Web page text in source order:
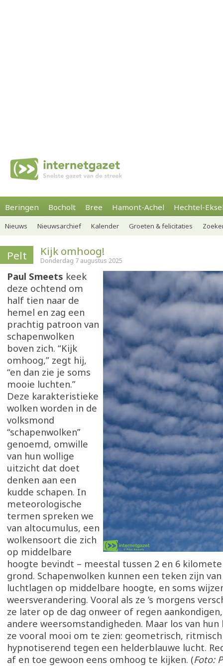
Beringen Bocholt Bree Hamont-Achel Hechtel-
Nieuws Nieuwsarchief Kalender Groeten & felicitaties
Pelt Kijk omhoog!
Donderdag 7 augustus 2025
Paul Smeets keek
deze ochtend om
half tien naar de
hemel en zag een
prachtig patroon van
schapenwolken
boven zich. “Kijk
omhoog,” zegt hij,
“en dan zie je soms
mooie luchten.”
Deze karakteristieke
wolken worden in de
volksmond
“schapenwolken”
genoemd, omwille
van hun wollige
uitzicht dat doet
denken aan een
kudde schapen. In
meteorologische
termen spreken we
van altocumulus, een
wolkensoort die zich
op middelbare
hoogte bevindt – meestal tussen 2 en 6
grond. Schapenwolken kunnen een teken zijn
luchtlagen op middelbare hoogte, en soms
weersverandering. Vooral als ze ’s morgens
ze later op de dag onweer of regen
andere weersomstandigheden. Maar los van
ze vooral mooi om te zien: geometrisch,
hypnotiserend tegen een helderblauwe lucht.
af en toe gewoon eens omhoog te kijken. (Foto: